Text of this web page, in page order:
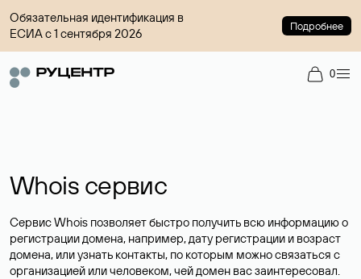
Обязательная идентификация в
ЕСИА с 1 сентября 2026
Подробнее
0
Whois сервис
Сервис Whois позволяет быстро получить всю информацию о
регистрации домена, например, дату регистрации и возраст
домена, или узнать контакты, по которым можно связаться с
организацией или человеком, чей домен вас заинтересовал.